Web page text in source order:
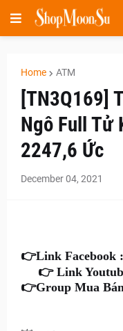
Home ATM
[TN3Q169]
Ngô Full Tử
2247,6 Ức
December 04, 2021
👉Link Facebook
👉 Link
👉Group Mua